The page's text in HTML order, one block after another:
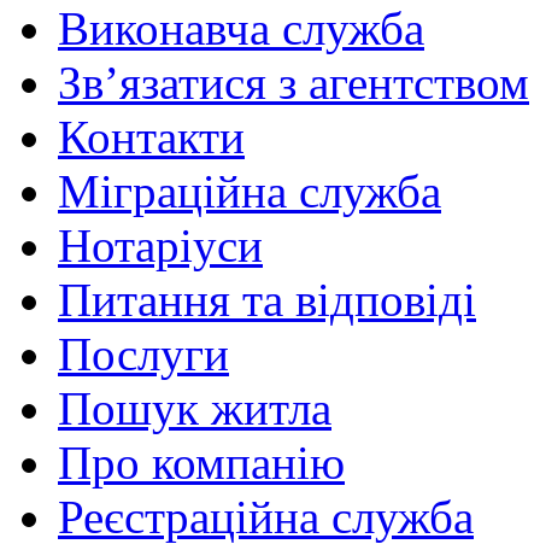
Виконавча служба
Зв’язатися з агентством
Контакти
Міграційна служба
Нотаріуси
Питання та відповіді
Послуги
Пошук житла
Про компанію
Реєстраційна служба